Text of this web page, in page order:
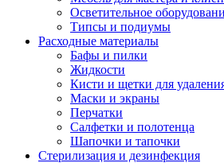
Осветительное
Типсы и подиумы
Расходные материалы
Бафы и пилки
Жидкости
Кисти и щетки для
Маски и экраны
Перчатки
Салфетки и полотенца
Шапочки и тапочки
Стерилизация и дезинфекция